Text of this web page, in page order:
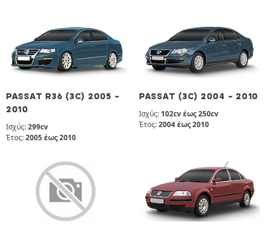
PASSAT R36 (3C) 2005 -
2010
Ισχύς:299cv
Έτος:2005 έως 2010
PASSAT (3C) 2004 - 2010
Ισχύς: 102cv έως 250cv
Έτος:2004 έως 2010